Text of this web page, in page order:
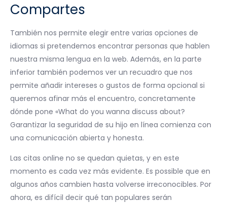
Compartes
También nos permite elegir entre varias opciones de
idiomas si pretendemos encontrar personas que hablen
nuestra misma lengua en la web. Además, en la parte
inferior también podemos ver un recuadro que nos
permite añadir intereses o gustos de forma opcional si
queremos afinar más el encuentro, concretamente
dónde pone «What do you wanna discuss about?
Garantizar la seguridad de su hijo en línea comienza con
una comunicación abierta y honesta.
Las citas online no se quedan quietas, y en este
momento es cada vez más evidente. Es possible que en
algunos años cambien hasta volverse irreconocibles. Por
ahora, es difícil decir qué tan populares serán